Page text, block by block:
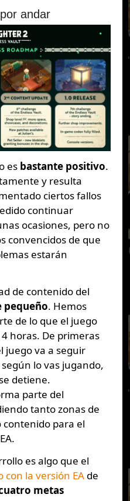
andar
es bastante positivo.
y resulta
ciertos fallos
continuar
ocasiones, pero no
convencidos de que
estarán
de contenido del
pequeño. Hemos
de lo que el juego
horas. De primeras
juego va a seguir
lo vas jugando,
detiene.
parte del
tanto zonas de
para el
es algo que el
la versión EAde
metas